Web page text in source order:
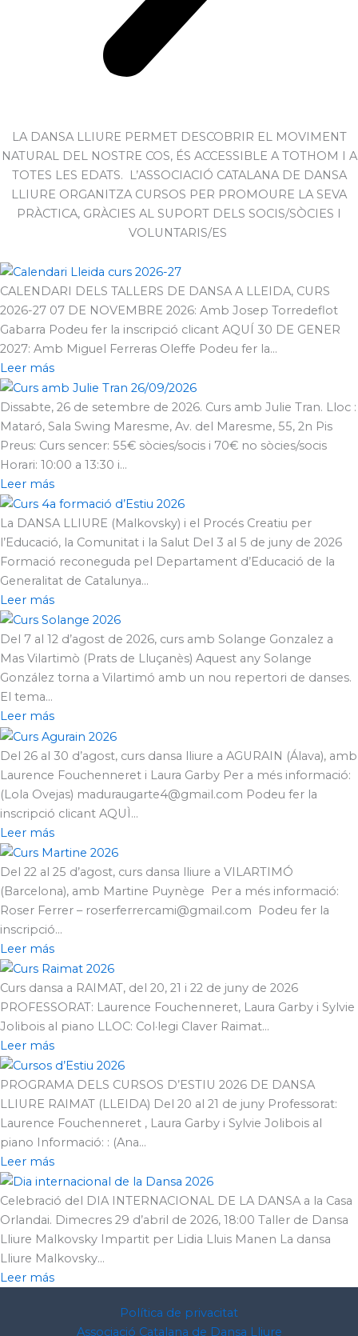
LA DANSA LLIURE PERMET DESCOBRIR EL MOVIMENT
NATURAL DEL NOSTRE COS, ÉS ACCESSIBLE A TOTHOM I A
TOTES LES EDATS. L’ASSOCIACIÓ CATALANA DE DANSA
LLIURE ORGANITZA CURSOS PER PROMOURE LA SEVA
PRÀCTICA, GRÀCIES AL SUPORT DELS SOCIS/SÒCIES I
VOLUNTARIS/ES
CALENDARI DELS TALLERS DE DANSA A LLEIDA, CURS
2026-27 07 DE NOVEMBRE 2026: Amb Josep Torredeflot
Gabarra Podeu fer la inscripció clicant AQUÍ 30 DE GENER
2027: Amb Miguel Ferreras Oleffe Podeu fer la...
Leer más
Dissabte, 26 de setembre de 2026. Curs amb Julie Tran. Lloc :
Mataró, Sala Swing Maresme, Av. del Maresme, 55, 2n Pis
Preus: Curs sencer: 55€ sòcies/socis i 70€ no sòcies/socis
Horari: 10:00 a 13:30 i...
Leer más
La DANSA LLIURE (Malkovsky) i el Procés Creatiu per
l’Educació, la Comunitat i la Salut Del 3 al 5 de juny de 2026
Formació reconeguda pel Departament d’Educació de la
Generalitat de Catalunya...
Leer más
Del 7 al 12 d’agost de 2026, curs amb Solange Gonzalez a
Mas Vilartimò (Prats de Lluçanès) Aquest any Solange
González torna a Vilartimó amb un nou repertori de danses.
El tema...
Leer más
Del 26 al 30 d’agost, curs dansa lliure a AGURAIN (Álava), amb
Laurence Fouchenneret i Laura Garby Per a més informació:
(Lola Ovejas) maduraugarte4@gmail.com Podeu fer la
inscripció clicant AQUÌ...
Leer más
Del 22 al 25 d’agost, curs dansa lliure a VILARTIMÓ
(Barcelona), amb Martine Puynège Per a més informació:
Roser Ferrer – roserferrercami@gmail.com Podeu fer la
inscripció...
Leer más
Curs dansa a RAIMAT, del 20, 21 i 22 de juny de 2026
PROFESSORAT: Laurence Fouchenneret, Laura Garby i Sylvie
Jolibois al piano LLOC: Col·legi Claver Raimat...
Leer más
PROGRAMA DELS CURSOS D’ESTIU 2026 DE DANSA
LLIURE RAIMAT (LLEIDA) Del 20 al 21 de juny Professorat:
Laurence Fouchenneret , Laura Garby i Sylvie Jolibois al
piano Informació: : (Ana...
Leer más
Celebració del DIA INTERNACIONAL DE LA DANSA a la Casa
Orlandai. Dimecres 29 d’abril de 2026, 18:00 Taller de Dansa
Lliure Malkovsky Impartit per Lidia Lluis Manen La dansa
Lliure Malkovsky...
Leer más
Política de privacitat
Associació Catalana de Dansa Lliure